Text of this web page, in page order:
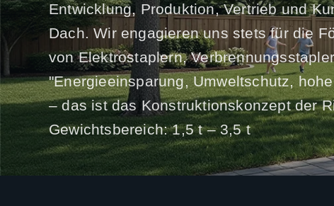
Entwicklung, Produktion, Vertrieb und
Dach. Wir engagieren uns stets für die
von Elektrostaplern,
"Energieeinsparung, Umweltschutz,
– das ist das Konstruktionskonzept der
Gewichtsbereich: 1,5 t – 3,5 t